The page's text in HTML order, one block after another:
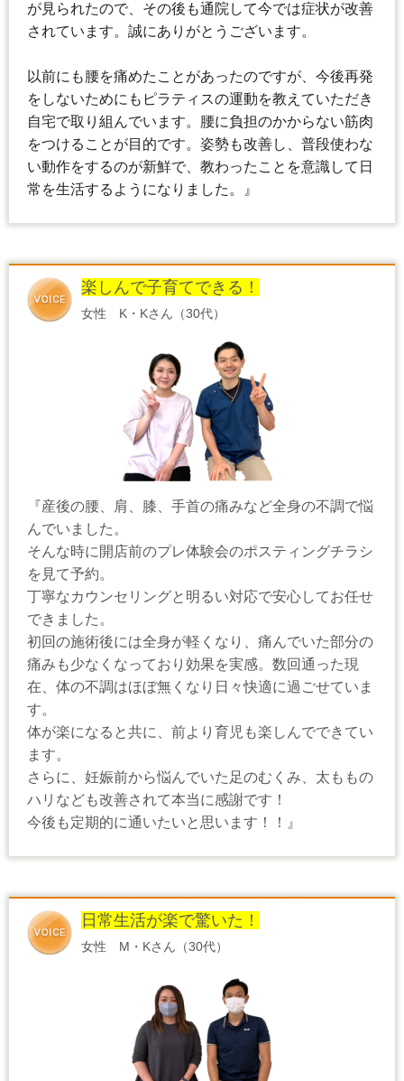
が見られたので、その後も通院して今では症状が改善
されています。誠にありがとうございます。
以前にも腰を痛めたことがあったのですが、今後再発
をしないためにもピラティスの運動を教えていただき
自宅で取り組んでいます。腰に負担のかからない筋肉
をつけることが目的です。姿勢も改善し、普段使わな
い動作をするのが新鮮で、教わったことを意識して日
常を生活するようになりました。』
楽しんで子育てできる！
女性 K・Kさん（30代）
『産後の腰、肩、膝、手首の痛みなど全身の不調で悩
んでいました。
そんな時に開店前のプレ体験会のポスティングチラシ
を見て予約。
丁寧なカウンセリングと明るい対応で安心してお任せ
できました。
初回の施術後には全身が軽くなり、痛んでいた部分の
痛みも少なくなっており効果を実感。数回通った現
在、体の不調はほぼ無くなり日々快適に過ごせていま
す。
体が楽になると共に、前より育児も楽しんでできてい
ます。
さらに、妊娠前から悩んでいた足のむくみ、太ももの
ハリなども改善されて本当に感謝です！
今後も定期的に通いたいと思います！！』
日常生活が楽で驚いた！
女性 M・Kさん（30代）